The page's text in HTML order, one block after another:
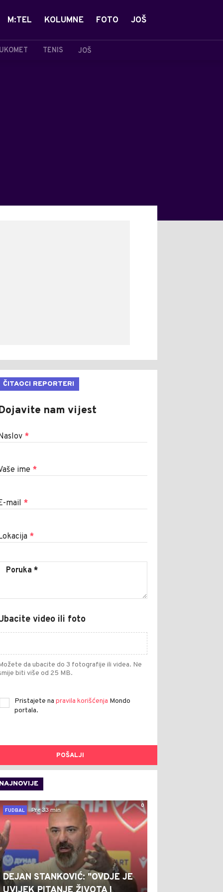
TENIS JOŠ
M:TEL KOLUMNE FOTO JOŠ
ČITAOCI REPORTERI
nam vijest
*
ime *
mail *
*
video ili foto
da ubacite do 3 fotografije ili videa. Ne
biti više od 25 MB.
Pristajete na pravila korišćenja Mondo
portala.
POŠALJI
NAJNOVIJE
0
FUDBAL
Pre 33 min
DEJAN STANKOVIĆ: "OVDJE JE